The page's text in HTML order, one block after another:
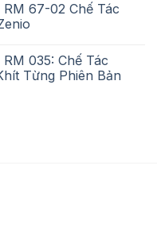
67-02 Chế Tác
035: Chế Tác
Từng Phiên Bản